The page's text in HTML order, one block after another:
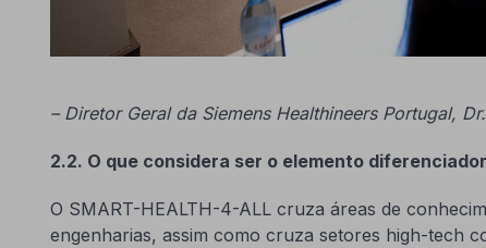
– Diretor Geral da Siemens Healthineers Portugal,
2.2. O que considera ser o elemento
O SMART-HEALTH-4-ALL cruza áreas de
engenharias, assim como cruza setores high-tech